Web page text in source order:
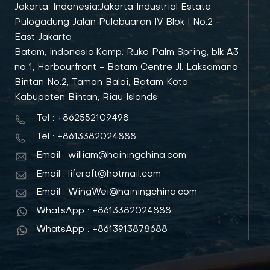
Jakarta, Indonesia:Jakarta Industrial Estate
Pulogadung Jalan Pulobuaran IV Blok I No.2 -
East Jakarta
Batam, Indonesia:Komp. Ruko Palm Spring, blk A3
no 1, Harbourfront - Batam Centre Jl. Laksamana
Bintan No.2, Taman Baloi, Batam Kota,
Kabupaten Bintan, Riau Islands
Tel : +862552109498
Tel : +8613382024888
Email : william@hainingchina.com
Email : liferaft@hotmail.com
Email : WingWei@hainingchina.com
WhatsApp : +8613382024888
WhatsApp : +8613913878688